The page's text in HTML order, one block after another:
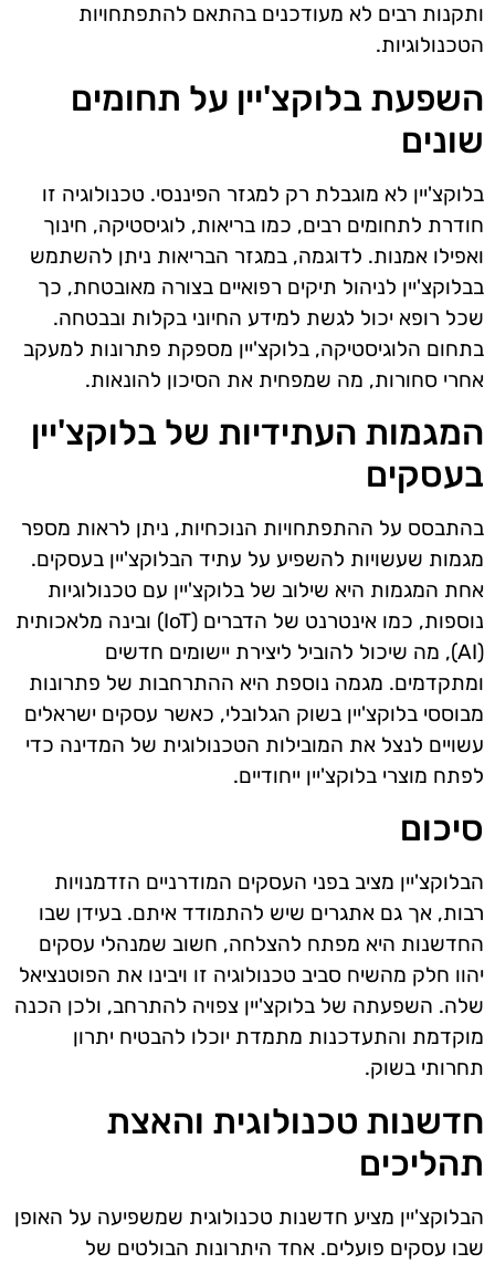
ותקנות רבים לא מעודכנים בהתאם להתפתחויות
הטכנולוגיות.
השפעת בלוקצ'יין על תחומים
שונים
בלוקצ'יין לא מוגבלת רק למגזר הפיננסי. טכנולוגיה זו
חודרת לתחומים רבים, כמו בריאות, לוגיסטיקה, חינוך
ואפילו אמנות. לדוגמה, במגזר הבריאות ניתן להשתמש
בבלוקצ'יין לניהול תיקים רפואיים בצורה מאובטחת, כך
שכל רופא יכול לגשת למידע החיוני בקלות ובבטחה.
בתחום הלוגיסטיקה, בלוקצ'יין מספקת פתרונות למעקב
אחרי סחורות, מה שמפחית את הסיכון להונאות.
המגמות העתידיות של בלוקצ'יין
בעסקים
בהתבסס על ההתפתחויות הנוכחיות, ניתן לראות מספר
מגמות שעשויות להשפיע על עתיד הבלוקצ'יין בעסקים.
אחת המגמות היא שילוב של בלוקצ'יין עם טכנולוגיות
נוספות, כמו אינטרנט של הדברים (IoT) ובינה מלאכותית
(AI), מה שיכול להוביל ליצירת יישומים חדשים
ומתקדמים. מגמה נוספת היא ההתרחבות של פתרונות
מבוססי בלוקצ'יין בשוק הגלובלי, כאשר עסקים ישראלים
עשויים לנצל את המובילות הטכנולוגית של המדינה כדי
לפתח מוצרי בלוקצ'יין ייחודיים.
סיכום
הבלוקצ'יין מציב בפני העסקים המודרניים הזדמנויות
רבות, אך גם אתגרים שיש להתמודד איתם. בעידן שבו
החדשנות היא מפתח להצלחה, חשוב שמנהלי עסקים
יהוו חלק מהשיח סביב טכנולוגיה זו ויבינו את הפוטנציאל
שלה. השפעתה של בלוקצ'יין צפויה להתרחב, ולכן הכנה
מוקדמת והתעדכנות מתמדת יוכלו להבטיח יתרון
תחרותי בשוק.
חדשנות טכנולוגית והאצת
תהליכים
הבלוקצ'יין מציע חדשנות טכנולוגית שמשפיעה על האופן
שבו עסקים פועלים. אחד היתרונות הבולטים של